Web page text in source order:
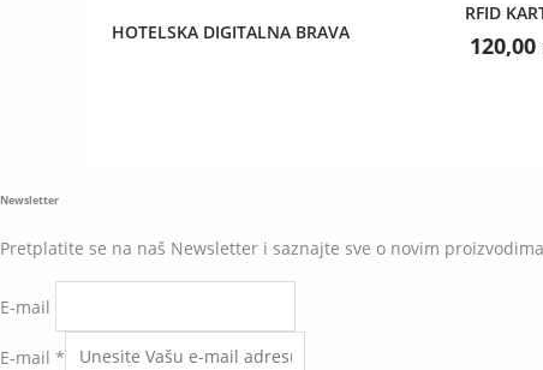
HOTELSKA DIGITALNA BRAVA
RFID
120,00
Newsletter
Pretplatite se na naš Newsletter i saznajte sve o novim
E-mail
E-mail *